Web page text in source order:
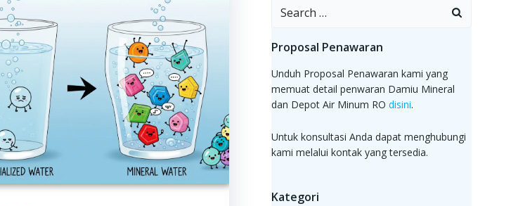
Search
Proposal Penawaran
Unduh Proposal Penawaran kami yang
memuat detail penwaran Damiu Mineral
dan Depot Air Minum RO disini.
Untuk konsultasi Anda dapat menghubungi
kami melalui kontak yang tersedia.
Kategori